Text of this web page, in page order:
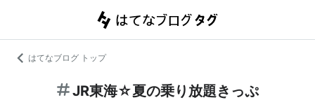
はてなブログ トップ
JR東海☆夏の乗り放題きっぷ